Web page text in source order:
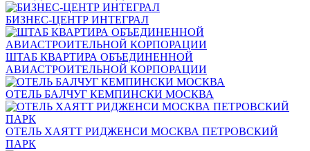
БИЗНЕС-ЦЕНТР ИНТЕГРАЛ
ШТАБ КВАРТИРА ОБЪЕДИНЕННОЙ
АВИАСТРОИТЕЛЬНОЙ КОРПОРАЦИИ
ОТЕЛЬ БАЛЧУГ КЕМПИНСКИ МОСКВА
ОТЕЛЬ ХАЯТТ РИДЖЕНСИ МОСКВА ПЕТРОВСКИЙ
ПАРК